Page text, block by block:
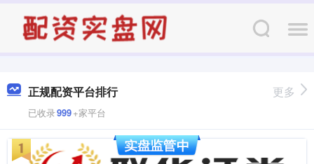
正规配资平台排行
已收录999+家平台
更多